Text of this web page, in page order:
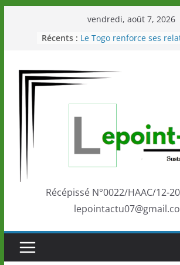
vendredi, août 7, 2026
Récents : Le Togo renforce ses
Éléphants en Côte d’Ivoire
LOTO DETENTE”, un
marque de confiance au
la scène internationale
performances de ses
Togo: Que retenir de la
éducation et de l’ambition
Récépissé N°0022/HAAC/12-